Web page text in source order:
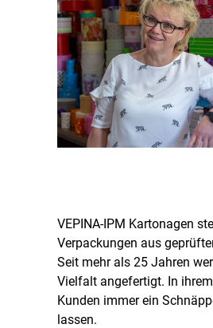
l
a
M
a
r
k
t
p
z
l
e
r
o
d
u
k
u
s
d
e
r
S
VEPINA-IPM Kartonagen
Verpackungen aus
Seit mehr als 25 Jahren
Vielfalt angefertigt. In
Kunden immer ein
lassen.